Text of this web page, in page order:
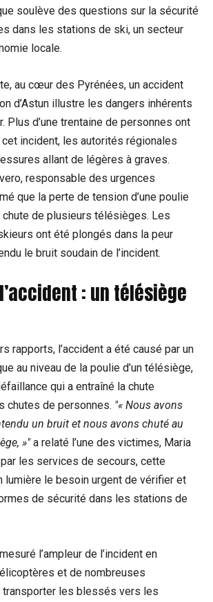
soulève des questions sur la sécurité
dans les stations de ski, un secteur
locale.
au cœur des Pyrénées, un accident
d’Astun illustre les dangers inhérents
Plus d’une trentaine de personnes ont
incident, les autorités régionales
allant de légères à graves.
responsable des urgences
que la perte de tension d’une poulie
chute de plusieurs télésièges. Les
ont été plongés dans la peur
le bruit soudain de l’incident.
: un télésiège
rapports, l’accident a été causé par un
au niveau de la poulie d’un télésiège,
qui a entraîné la chute
chutes de personnes. « Nous avons
un bruit et nous avons chuté au
» a relaté l’une des victimes, Maria
par les services de secours, cette
lumière le besoin urgent de vérifier et
de sécurité dans les stations de
l’ampleur de l’incident en
et de nombreuses
transporter les blessés vers les